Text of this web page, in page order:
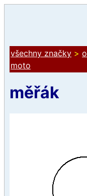
všechny značky >
moto
měřák